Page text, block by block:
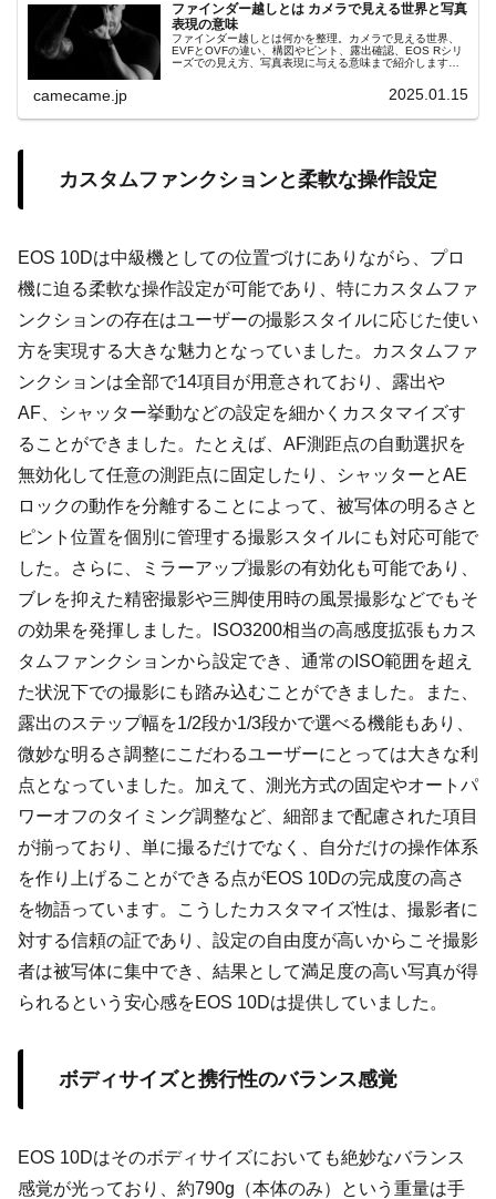
ファインダー越しとは カメラで見える世界と写真
表現の意味
ファインダー越しとは何かを整理。カメラで見える世界、
EVFとOVFの違い、構図やピント、露出確認、EOS Rシリ
ーズでの見え方、写真表現に与える意味まで紹介します。
camecame.jp 2025.01.15
カスタムファンクションと柔軟な操作設定
EOS 10Dは中級機としての位置づけにありながら、プロ
機に迫る柔軟な操作設定が可能であり、特にカスタムファ
ンクションの存在はユーザーの撮影スタイルに応じた使い
方を実現する大きな魅力となっていました。カスタムファ
ンクションは全部で14項目が用意されており、露出や
AF、シャッター挙動などの設定を細かくカスタマイズす
ることができました。たとえば、AF測距点の自動選択を
無効化して任意の測距点に固定したり、シャッターとAE
ロックの動作を分離することによって、被写体の明るさと
ピント位置を個別に管理する撮影スタイルにも対応可能で
した。さらに、ミラーアップ撮影の有効化も可能であり、
ブレを抑えた精密撮影や三脚使用時の風景撮影などでもそ
の効果を発揮しました。ISO3200相当の高感度拡張もカス
タムファンクションから設定でき、通常のISO範囲を超え
た状況下での撮影にも踏み込むことができました。また、
露出のステップ幅を1/2段か1/3段かで選べる機能もあり、
微妙な明るさ調整にこだわるユーザーにとっては大きな利
点となっていました。加えて、測光方式の固定やオートパ
ワーオフのタイミング調整など、細部まで配慮された項目
が揃っており、単に撮るだけでなく、自分だけの操作体系
を作り上げることができる点がEOS 10Dの完成度の高さ
を物語っています。こうしたカスタマイズ性は、撮影者に
対する信頼の証であり、設定の自由度が高いからこそ撮影
者は被写体に集中でき、結果として満足度の高い写真が得
られるという安心感をEOS 10Dは提供していました。
ボディサイズと携行性のバランス感覚
EOS 10Dはそのボディサイズにおいても絶妙なバランス
感覚が光っており、約790g（本体のみ）という重量は手